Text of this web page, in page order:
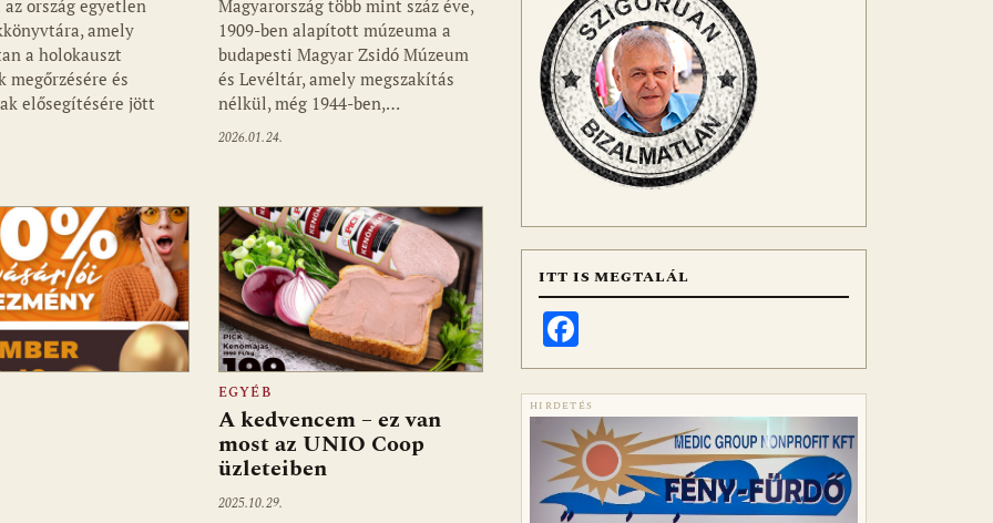
ország egyetlen
amely
a holokauszt
megőrzésére és
elősegítésére jött
Magyarország több mint száz éve,
1909-ben alapított múzeuma a
budapesti Magyar Zsidó Múzeum
és Levéltár, amely megszakítás
nélkül, még 1944-ben,…
2026.01.24.
EGYÉB
A kedvencem – ez van
most az UNIO Coop
üzleteiben
2025.10.29.
ITT IS MEGTALÁL
HIRDETÉS